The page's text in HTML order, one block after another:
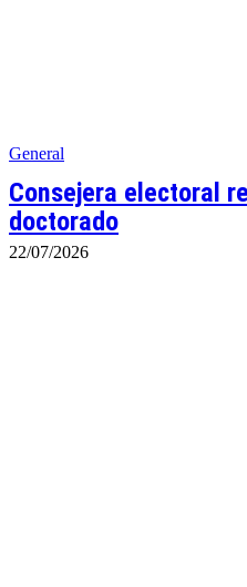
General
Consejera electoral
doctorado
22/07/2026